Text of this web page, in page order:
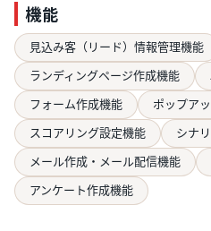
機能
見込み客（リード）情報管理機能
ランディングページ作成機能
フォーム作成機能
ポップア
スコアリング設定機能
シナ
メール作成・メール配信機能
アンケート作成機能